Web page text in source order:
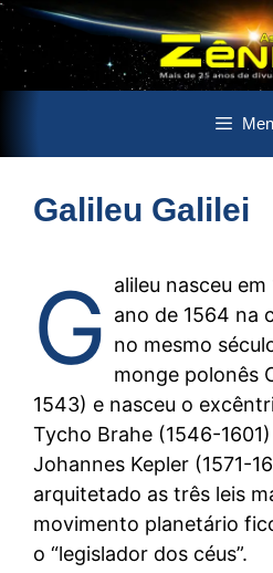
o
conteúdo
Galileu Galilei
G alileu nasceu
ano de 1564 na
no mesmo
monge polonês
1543) e nasceu o
Tycho Brahe (1546-
Johannes Kepler (1571-
arquitetado as três leis
movimento planetário
o “legislador dos céus”.